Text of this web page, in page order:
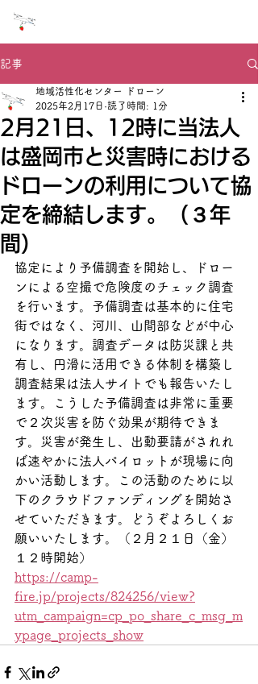
記事
2月21日、12時に当法人
は盛岡市と災害時における
ドローンの利用について協
定を締結します。（３年
間）
地域活性化センター ドローン
2025年2月17日 読了時間: 1分
協定により予備調査を開始し、ドロー
ンによる空撮で危険度のチェック調査
を行います。予備調査は基本的に住宅
街ではなく、河川、山間部などが中心
になります。調査データは防災課と共
有し、円滑に活用できる体制を構築し
調査結果は法人サイトでも報告いたし
ます。こうした予備調査は非常に重要
で２次災害を防ぐ効果が期待できま
す。災害が発生し、出動要請がされれ
ば速やかに法人パイロットが現場に向
かい活動します。この活動のために以
下のクラウドファンディングを開始さ
せていただきます。どうぞよろしくお
願いいたします。（２月２１日（金）
１２時開始）
https://camp-
fire.jp/projects/824256/view?
utm_campaign=cp_po_share_c_msg_m
ypage_projects_show